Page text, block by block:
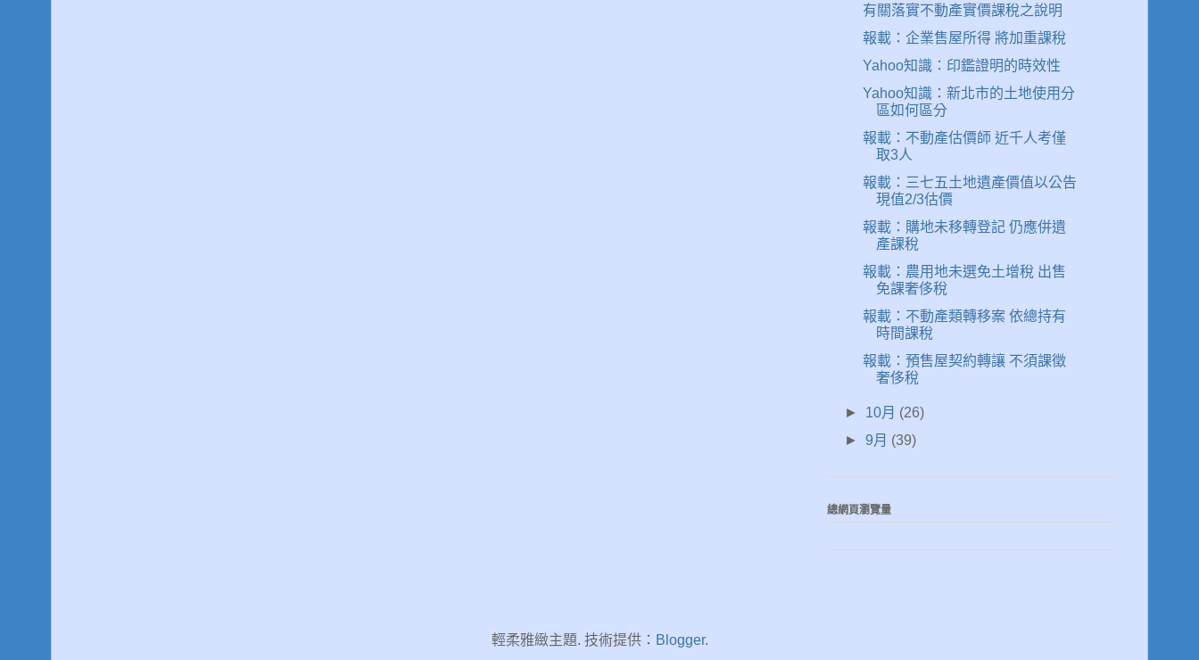
有關落實不動產實價課稅之說明
報載：企業售屋所得 將加重課稅
Yahoo知識：印鑑證明的時效性
Yahoo知識：新北市的土地使用分
區如何區分
報載：不動產估價師 近千人考僅
取3人
報載：三七五土地遺產價值以公告
現值2/3估價
報載：購地未移轉登記 仍應併遺
產課稅
報載：農用地未選免土增稅 出售
免課奢侈稅
報載：不動產類轉移案 依總持有
時間課稅
報載：預售屋契約轉讓 不須課徵
奢侈稅
► 10月 (26)
►9月 (39)
總網頁瀏覽量
輕柔雅緻主題. 技術提供： Blogger.